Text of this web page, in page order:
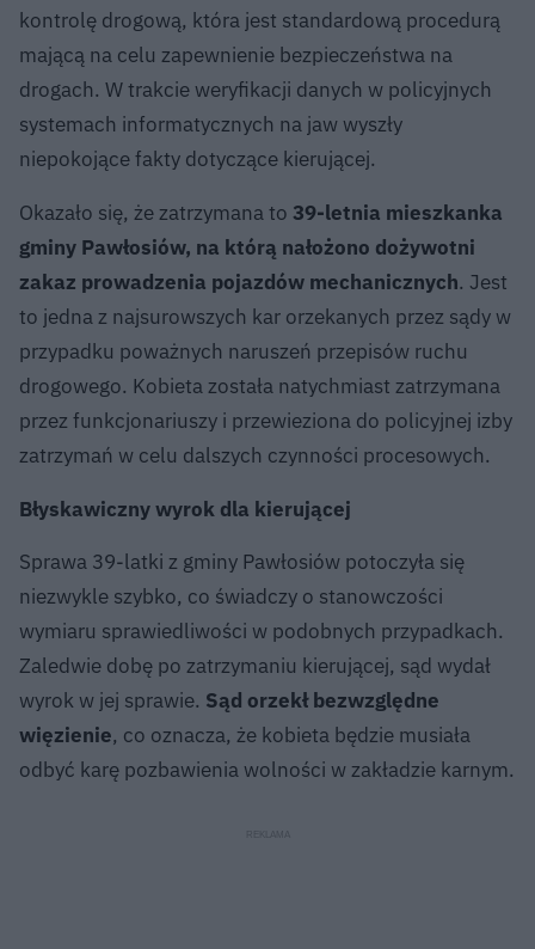
kontrolę drogową, która jest standardową procedurą
mającą na celu zapewnienie bezpieczeństwa na
drogach. W trakcie weryfikacji danych w policyjnych
systemach informatycznych na jaw wyszły
niepokojące fakty dotyczące kierującej.
Okazało się, że zatrzymana to 39-letnia mieszkanka
gminy Pawłosiów, na którą nałożono dożywotni
zakaz prowadzenia pojazdów mechanicznych. Jest
to jedna z najsurowszych kar orzekanych przez sądy w
przypadku poważnych naruszeń przepisów ruchu
drogowego. Kobieta została natychmiast zatrzymana
przez funkcjonariuszy i przewieziona do policyjnej izby
zatrzymań w celu dalszych czynności procesowych.
Błyskawiczny wyrok dla kierującej
Sprawa 39-latki z gminy Pawłosiów potoczyła się
niezwykle szybko, co świadczy o stanowczości
wymiaru sprawiedliwości w podobnych przypadkach.
Zaledwie dobę po zatrzymaniu kierującej, sąd wydał
wyrok w jej sprawie. Sąd orzekł bezwzględne
więzienie, co oznacza, że kobieta będzie musiała
odbyć karę pozbawienia wolności w zakładzie karnym.